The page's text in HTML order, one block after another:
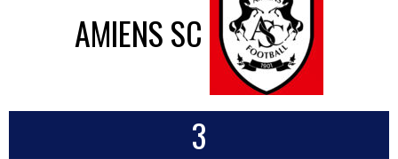
AMIENS SC
3